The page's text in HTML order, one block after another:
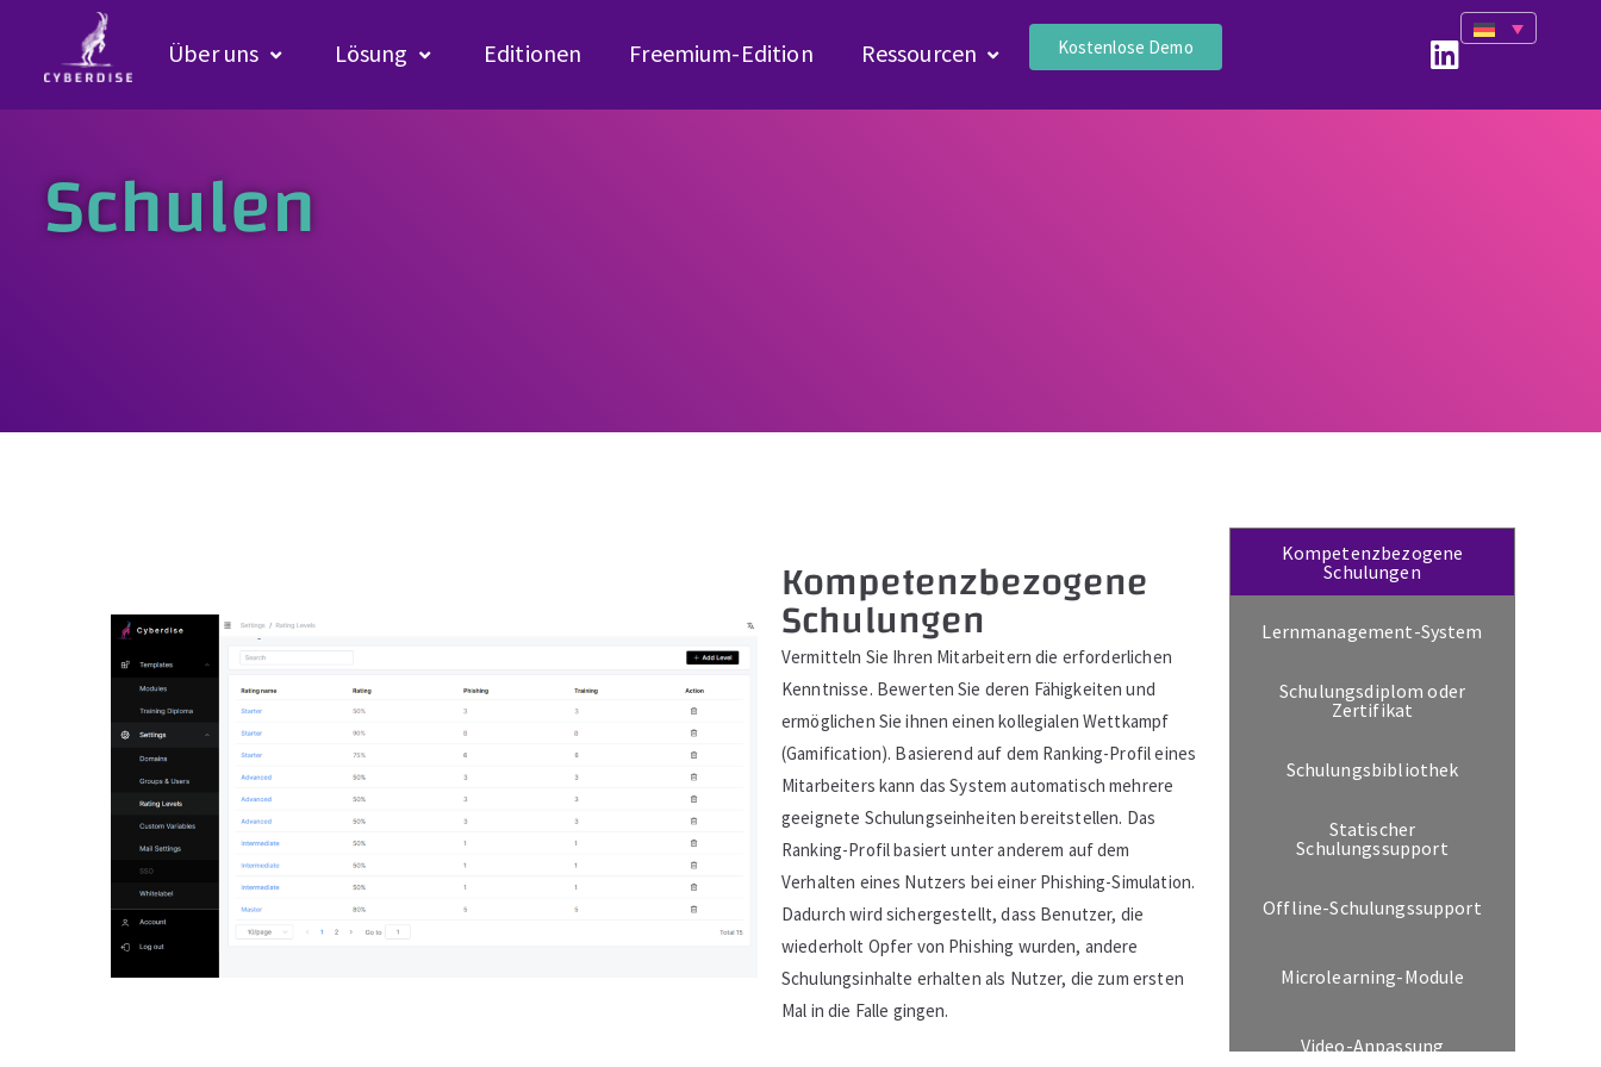
Über uns Lösung Editionen Freemium-Edition Ressourcen Kostenlose Demo
Schulen
Kompetenzbezogene
Schulungen
Vermitteln Sie Ihren Mitarbeitern die erforderlichen
Kenntnisse. Bewerten Sie deren Fähigkeiten und
ermöglichen Sie ihnen einen kollegialen Wettkampf
(Gamification). Basierend auf dem Ranking-Profil eines
Mitarbeiters kann das System automatisch mehrere
geeignete Schulungseinheiten bereitstellen. Das
Ranking-Profil basiert unter anderem auf dem
Verhalten eines Nutzers bei einer Phishing-Simulation.
Dadurch wird sichergestellt, dass Benutzer, die
wiederholt Opfer von Phishing wurden, andere
Schulungsinhalte erhalten als Nutzer, die zum ersten
Mal in die Falle gingen.
Kompetenzbezogene
Schulungen
Lernmanagement-System
Schulungsdiplom oder
Zertifikat
Schulungsbibliothek
Statischer
Schulungssupport
Offline-Schulungssupport
Microlearning-Module
Video-Anpassung